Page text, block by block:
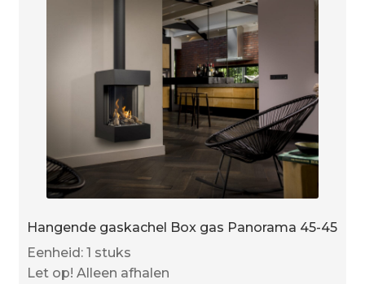
Hangende gaskachel Box gas Panorama 45-45
Eenheid: 1 stuks
Let op! Alleen afhalen